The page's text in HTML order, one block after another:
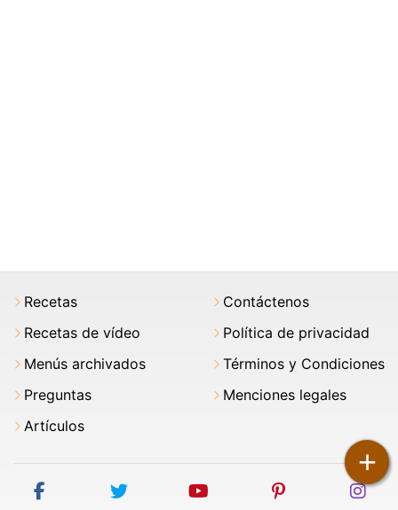
+
Recetas
Recetas de vídeo
Menús archivados
Preguntas
Artículos
Contáctenos
Política de privacidad
Términos y Condiciones
Menciones legales
facebook twitter youtube pinterest